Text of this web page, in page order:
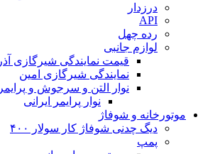
درزدار
API
رده چهل
لوازم جانبی
قیمت نمایندگی شیرگازی آذر
نمایندگی شیرگازی امین
نوار التن و سرجوش و پرایمر
نوار پرایمر ایرانی
موتورخانه و شوفاژ
دیگ چدنی شوفاژ کار سولار ۴۰۰
پمپ